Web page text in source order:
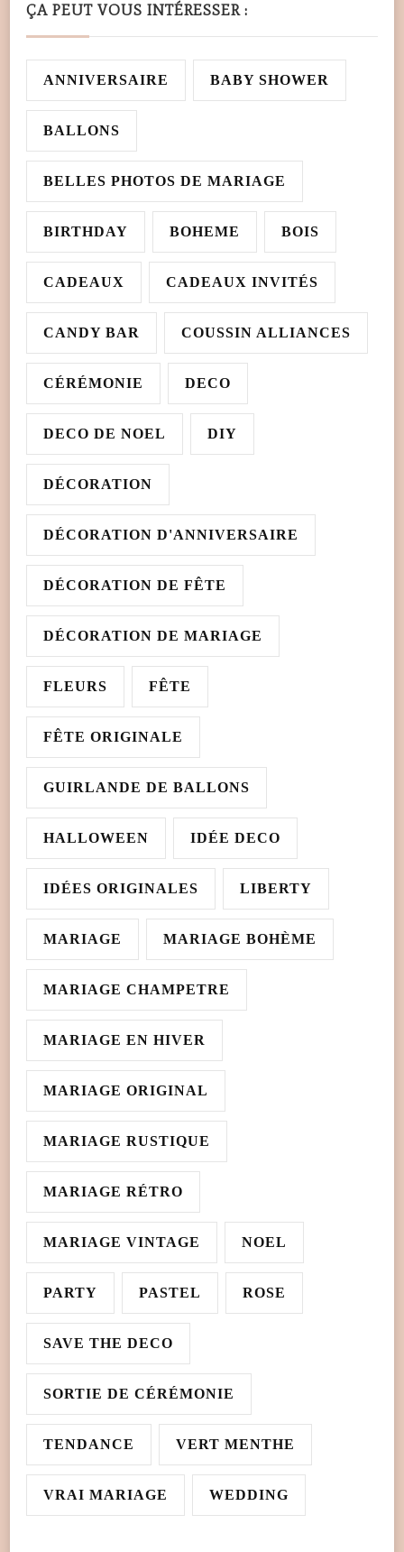
ÇA PEUT VOUS INTÉRESSER :
ANNIVERSAIRE BABY SHOWER
BALLONS
BELLES PHOTOS DE MARIAGE
BIRTHDAY BOHEME BOIS
CADEAUX CADEAUX INVITÉS
CANDY BAR COUSSIN ALLIANCES
CÉRÉMONIE DECO
DECO DE NOEL DIY
DÉCORATION
DÉCORATION D'ANNIVERSAIRE
DÉCORATION DE FÊTE
DÉCORATION DE MARIAGE
FLEURS FÊTE
FÊTE ORIGINALE
GUIRLANDE DE BALLONS
HALLOWEEN IDÉE DECO
IDÉES ORIGINALES LIBERTY
MARIAGE MARIAGE BOHÈME
MARIAGE CHAMPETRE
MARIAGE EN HIVER
MARIAGE ORIGINAL
MARIAGE RUSTIQUE
MARIAGE RÉTRO
MARIAGE VINTAGE NOEL
PARTY PASTEL ROSE
SAVE THE DECO
SORTIE DE CÉRÉMONIE
TENDANCE VERT MENTHE
VRAI MARIAGE WEDDING